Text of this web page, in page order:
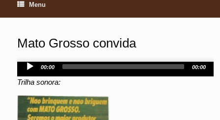
Menu
Mato Grosso convida
Audio
Player
00:00 00:00
Trilha sonora: